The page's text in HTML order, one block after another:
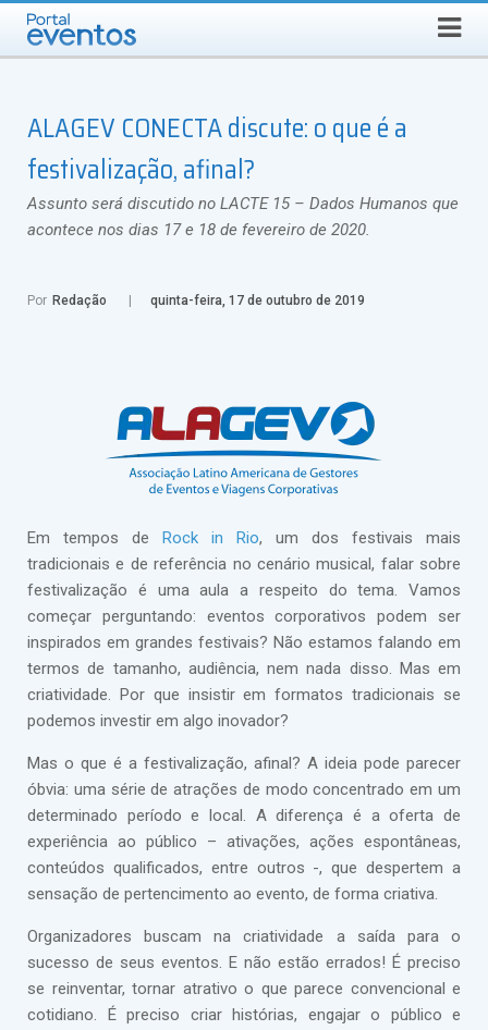
Select Language ▼
ALAGEV CONECTA discute: o que é a
festivalização, afinal?
Assunto será discutido no LACTE 15 – Dados Humanos que
acontece nos dias 17 e 18 de fevereiro de 2020.
Por Redação quinta-feira, 17 de outubro de 2019
Em tempos de Rock in Rio, um dos festivais mais
tradicionais e de referência no cenário musical, falar sobre
festivalização é uma aula a respeito do tema. Vamos
começar perguntando: eventos corporativos podem ser
inspirados em grandes festivais? Não estamos falando em
termos de tamanho, audiência, nem nada disso. Mas em
criatividade. Por que insistir em formatos tradicionais se
podemos investir em algo inovador?
Mas o que é a festivalização, afinal? A ideia pode parecer
óbvia: uma série de atrações de modo concentrado em um
determinado período e local. A diferença é a oferta de
experiência ao público – ativações, ações espontâneas,
conteúdos qualificados, entre outros -, que despertem a
sensação de pertencimento ao evento, de forma criativa.
Organizadores buscam na criatividade a saída para o
sucesso de seus eventos. E não estão errados! É preciso
se reinventar, tornar atrativo o que parece convencional e
cotidiano. É preciso criar histórias, engajar o público e